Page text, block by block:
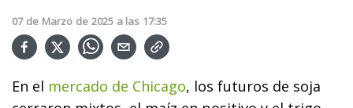
07 de Marzo de 2025 a las 17:35
En el mercado de Chicago, los futuros de soja